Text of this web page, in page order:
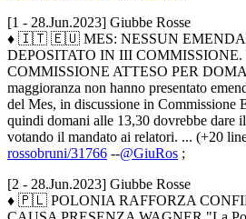
[1 - 28.Jun.2023] Giubbe Rosse
♦ 🇮🇹 🇪🇺 MES: NESSUN
DEPOSITATO IN III
COMMISSIONE ATTESO PER
maggioranza non hanno presentato
del Mes, in discussione in Commissione
quindi domani alle 13,30 dovrebbe dare
votando il mandato ai relatori. ... (+20
rossobruni/31766 --@GiuRos ;
[2 - 28.Jun.2023] Giubbe Rosse
♦ 🇵🇱 POLONIA RAFFORZA